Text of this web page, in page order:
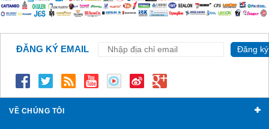
ĐĂNG KÝ EMAIL Đăng ký
VỀ CHÚNG TÔI